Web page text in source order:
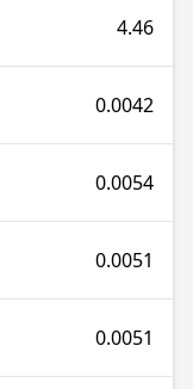
4.46
0.0042
0.0054
0.0051
0.0051